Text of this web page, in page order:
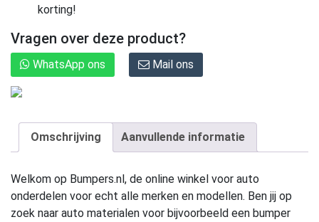
korting!
Vragen over deze product?
WhatsApp ons Mail ons
Omschrijving Aanvullende informatie
Welkom op Bumpers.nl, de online winkel voor auto
onderdelen voor echt alle merken en modellen. Ben jij op
zoek naar auto materialen voor bijvoorbeeld een bumper